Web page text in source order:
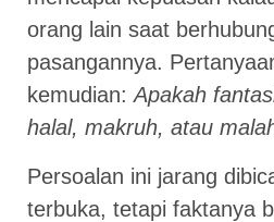
orang lain saat
pasangannya.
kemudian:Apakah
halal, makruh, atau
Persoalan ini jarang
terbuka, tetapi faktanya